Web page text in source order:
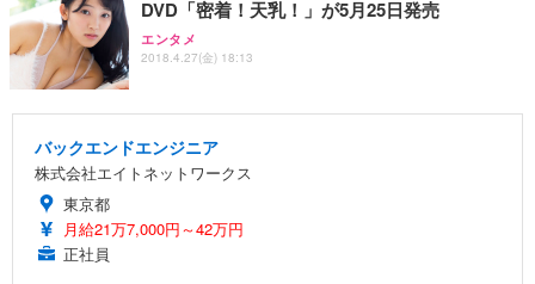
DVD「密着！天乳！」が5月25日発売
エンタメ
2018.4.27(金) 18:13
バックエンドエンジニア
株式会社エイトネットワークス
東京都
月給21万7,000円～42万円
正社員